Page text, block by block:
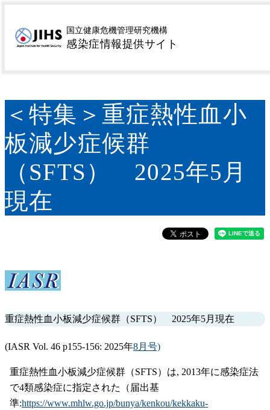
国立健康危機管理研究機構
感染症情報提供サイト
トップページ>サーベイランス>病原微生物検出情報
(IASR)>＜特集＞重症熱性血小板減少症候群
＜特集＞重症熱性血小
板減少症候群
（SFTS） 2025年5月
現在
重症熱性血小板減少症候群（SFTS） 2025年5月現在
(IASR Vol. 46 p155-156: 2025年8月号)
重症熱性血小板減少症候群（SFTS）は, 2013年に感染症法
で4類感染症に指定された（届出基
準:https://www.mhlw.go.jp/bunya/kenkou/kekkaku-